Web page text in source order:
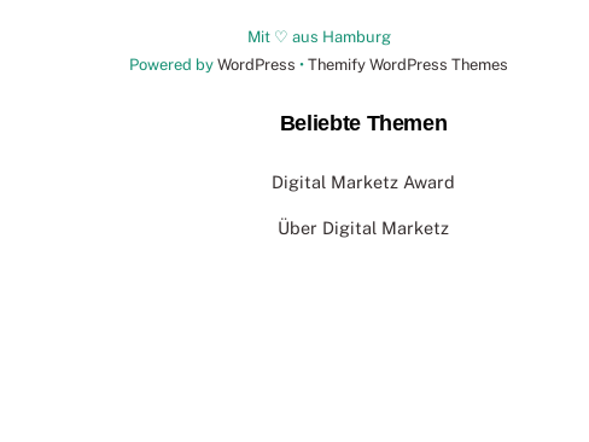
Mit ♡ aus Hamburg
Powered by WordPress • Themify WordPress Themes
Beliebte Themen
Digital Marketz Award
Über Digital Marketz